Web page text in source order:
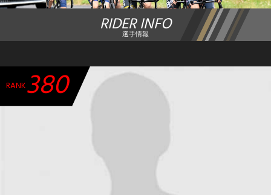
ランキング
チーム・選手
加盟・登録
エントリー
RIDER INFO
選手情報
RANK380